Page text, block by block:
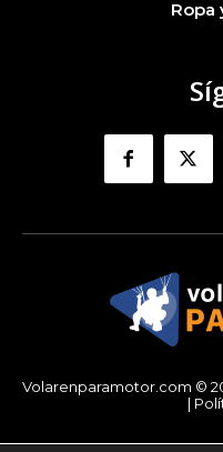
Ropa
Volarenparamotor.com ©
|